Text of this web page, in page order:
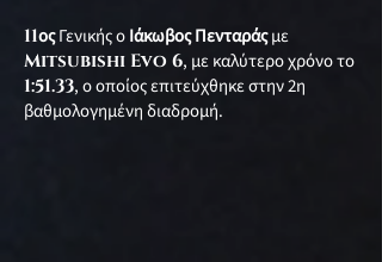
11οςΓενικής οΙάκωβος Πενταράςμε
Mitsubishi Evo 6, με καλύτερο χρόνο το
1:51.33, ο οποίος επιτεύχθηκε στην 2η
βαθμολογημένη διαδρομή.